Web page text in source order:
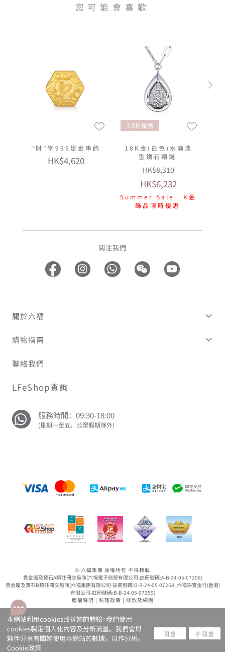
您可能會喜歡
"財"字999足金串飾
HK$4,620
7.5折優惠
18K金(白色)水滴造
型鑽石頸鏈
HK$8,310
HK$6,232
Summer Sale | K金
飾品限時優惠
關注我們
關於六福
購物指南
聯絡我們
LFeShop查詢
服務時間：09:30-18:00
(星期一至五，公眾假期除外)
© 六福集團 版權所有 不得轉載
貴金屬及寶石A類註冊交易商(六福電子商貿有限公司-註冊號碼:A-B-24-05-07206)
貴金屬及寶石B類註冊交易商(六福集團有限公司-註冊號碼:B-B-24-05-07258; 六福珠寶金行(香港)
有限公司-註冊號碼:B-B-24-05-07259)
版權聲明 | 私隱政策 | 條款及細則
本網站利用cookies改善妳的體驗￮我們使用
cookies製定個人化內容及分析流量。我們會與
夥伴分享有關妳使用本網站的數據，以作分析。
Cookie政策
同意 不同意